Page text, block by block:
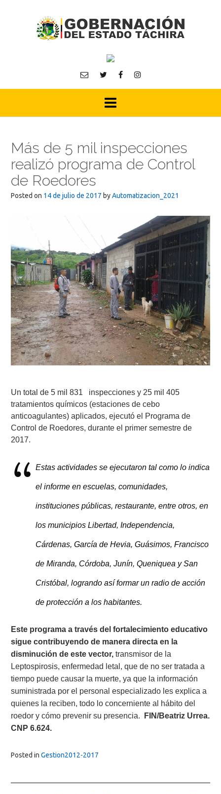
Más de 5 mil inspecciones
realizó programa de Control
de Roedores
Posted on 14 de julio de 2017 byAutomatizacion_2021
Un total de 5 mil 831 inspecciones y 25 mil 405
tratamientos químicos (estaciones de cebo
anticoagulantes) aplicados, ejecutó el Programa de
Control de Roedores, durante el primer semestre de
2017.
Estas actividades se ejecutaron tal como lo indica
el informe en escuelas, comunidades,
instituciones públicas, restaurante, entre otros, en
los municipios Libertad, Independencia,
Cárdenas, García de Hevia, Guásimos, Francisco
de Miranda, Córdoba, Junín, Queniquea y San
Cristóbal, logrando así formar un radio de acción
de protección a los habitantes.
Este programa a través del fortalecimiento educativo
sigue contribuyendo de manera directa en la
disminución de este vector, transmisor de la
Leptospirosis, enfermedad letal, que de no ser tratada a
tiempo puede causar la muerte, ya que la información
suministrada por el personal especializado les explica a
quienes la reciben, todo lo concerniente al hábito del
roedor y cómo prevenir su presencia.
FIN/Beatriz Urrea.
CNP 6.624.
Posted in Gestion2012-2017